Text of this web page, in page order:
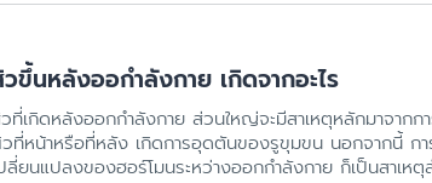
ขึ้นหลังออกำลังกาย เกิดจากอะไร
ที่เกิดหลังออกกำลังกาย ส่วนใหญ่จะมีสาเหตุหลักมาจาก
ที่หน้าหรือที่หลัง เกิดการอุดตันของรูขุมขน นอกจากนี้ ก
ลี่ยนแปลงของฮอร์โมนระหว่างออกกำลังกาย ก็เป็นสาเห